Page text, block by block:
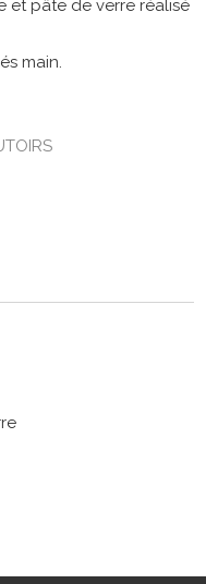
et pâte de verre réalisé
main.